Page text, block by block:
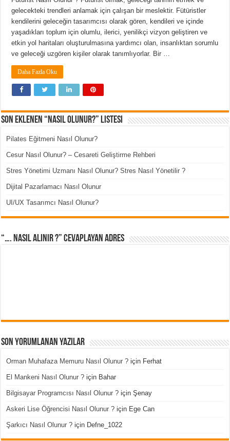
gelecekteki trendleri anlamak için çalışan bir meslektir. Fütüristler
kendilerini geleceğin tasarımcısı olarak gören, kendileri ve içinde
yaşadıkları toplum için olumlu, ilerici, yenilikçi vizyon geliştiren ve
etkin yol haritaları oluşturulmasına yardımcı olan, insanlıktan sorumlu
ve geleceği uzgören kişiler olarak tanımlıyorlar. Bir …
Daha Fazla Oku
Son Eklenen “Nasıl Olunur?” Listesi
Pilates Eğitmeni Nasıl Olunur?
Cesur Nasıl Olunur? – Cesareti Geliştirme Rehberi
Stres Yönetimi Uzmanı Nasıl Olunur? Stres Nasıl Yönetilir ?
Dijital Pazarlamacı Nasıl Olunur
UI/UX Tasarımcı Nasıl Olunur?
“…. Nasıl Alınır ?” cevaplayan adres
Son Yorumlanan Yazılar
Orman Muhafaza Memuru Nasıl Olunur ? için Ferhat
El Mankeni Nasıl Olunur ? için Bahar
Bilgisayar Programcısı Nasıl Olunur ? içinŞenay
Askeri Lise Öğrencisi Nasıl Olunur ? için Ege Can
Şarkıcı Nasıl Olunur ? için Defne_1022